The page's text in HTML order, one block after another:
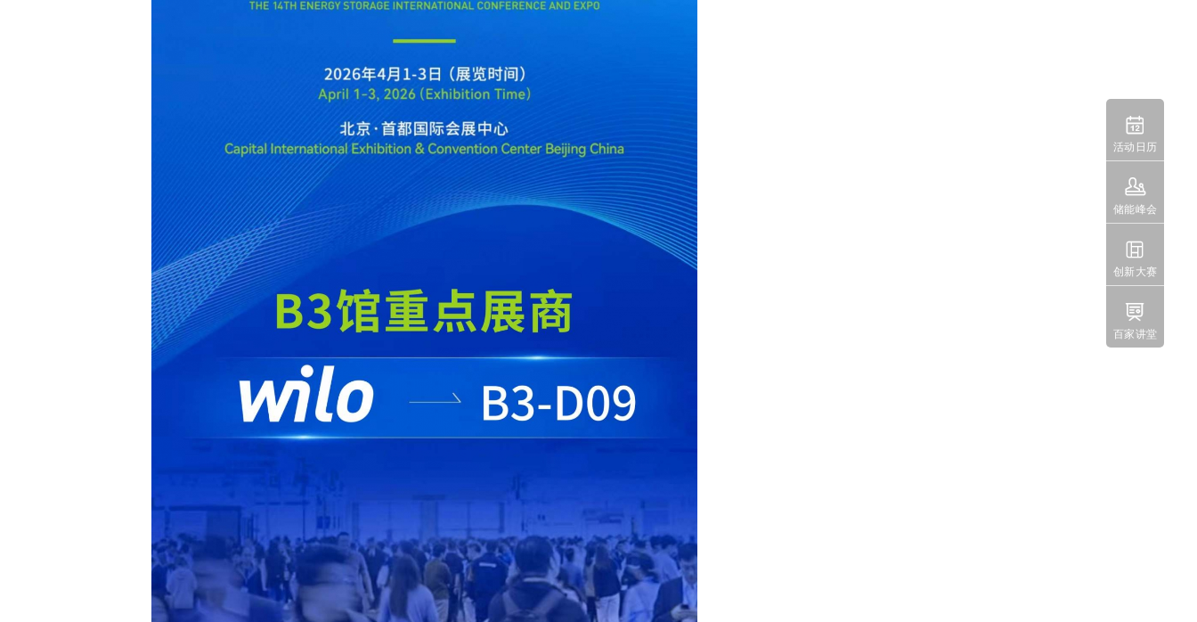

活动日历

储能峰会

创新大赛

百家讲堂